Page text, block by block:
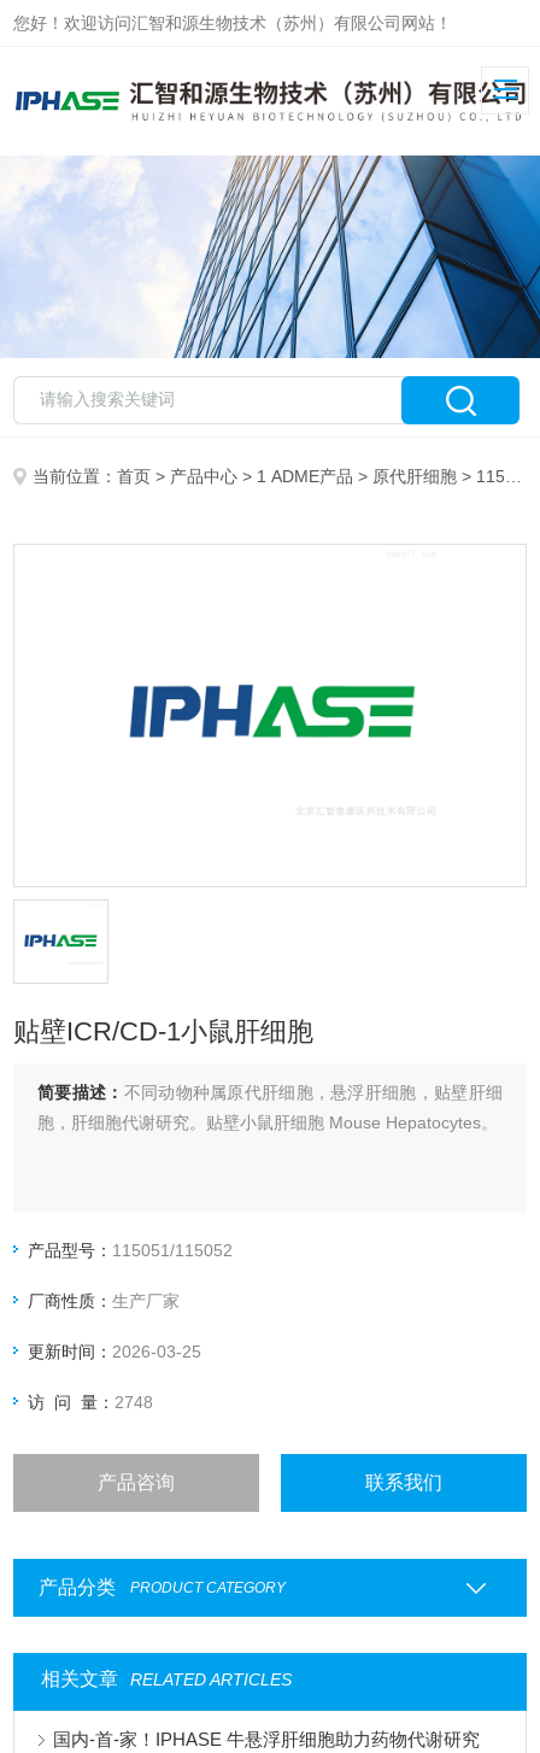
您好！欢迎访问汇智和源生物技术（苏州）有限公司网站！
当前位置：首页 > 产品中心 > 1 ADME产品 > 原代肝细胞 > 115051/115052贴壁ICR/CD-1小鼠肝细胞
贴壁ICR/CD-1小鼠肝细胞
简要描述： 不同动物种属原代肝细胞，悬浮肝细胞，贴壁肝细
胞，肝细胞代谢研究。贴壁小鼠肝细胞 Mouse Hepatocytes。
产品型号： 115051/115052
厂商性质：生产厂家
更新时间： 2026-03-25
访 问 量： 2748
产品咨询 联系我们
产品分类 PRODUCT CATEGORY
相关文章 RELATED ARTICLES
国内-首-家！IPHASE 牛悬浮肝细胞助力药物代谢研究